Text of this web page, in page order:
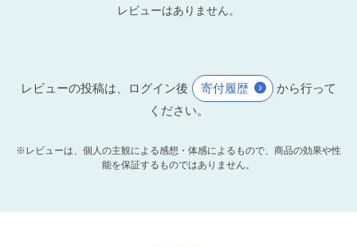
レビューはありません。
レビューの投稿は、ログイン後 寄付履歴
から行って
ください。
※レビューは、個人の主観による感想・体感によるもので、商品の効果や性
能を保証するものではありません。